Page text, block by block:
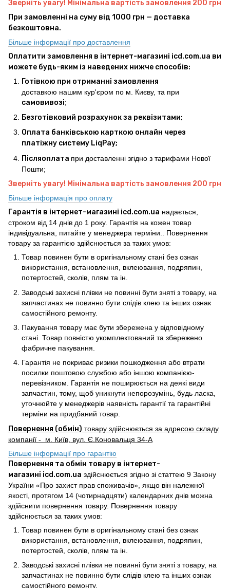
Зверніть увагу! Мінімальна вартість замовлення 200 грн
При замовленні на суму від 1000 грн — доставка
безкоштовна.
Більше інформації про доставлення
Оплатити замовлення в інтернет-магазині icd.com.ua ви
можете будь-яким із наведених нижче способів:
Готівкою при отриманні замовлення
доставкою нашим кур'єром по м. Києву, та при
самовивозі;
Безготівковий розрахунок за реквізитами;
Оплата банківською карткою онлайн через
платіжну систему LiqPay;
Післяоплата при доставленні згідно з тарифами Нової
Пошти;
Зверніть увагу! Мінімальна вартість замовлення 200 грн
Більше інформація про оплату
Гарантія в інтернет-магазині icd.com.ua надається,
строком від 14 днів до 1 року. Гарантія на кожен товар
індивідуальна, питайте у менеджера терміни.. Повернення
товару за гарантією здійснюється за таких умов:
Товар повинен бути в оригінальному стані без ознак
використання, встановлення, вклеювання, подряпин,
потертостей, сколів, плям та ін.
Заводські захисні плівки не повинні бути зняті з товару, на
запчастинах не повинно бути слідів клею та інших ознак
самостійного ремонту.
Пакування товару має бути збережена у відповідному
стані. Товар повністю укомплектований та збережено
фабричне пакування.
Гарантія не покриває ризики пошкодження або втрати
посилки поштовою службою або іншою компанією-
перевізником. Гарантія не поширюється на деякі види
запчастин, тому, щоб уникнути непорозумінь, будь ласка,
уточнюйте у менеджерів наявність гарантії та гарантійні
терміни на придбаний товар.
Повернення (обмін) товару здійснюється за адресою складу
компанії - м. Київ, вул. Є.Коновальця 34-А
Більше інформації про гарантію
Повернення та обмін товару в інтернет-
магазині icd.com.ua здійснюється згідно зі статтею 9 Закону
України «Про захист прав споживачів», якщо він належної
якості, протягом 14 (чотирнадцяти) календарних днів можна
здійснити повернення товару. Повернення товару
здійснюється за таких умов:
Товар повинен бути в оригінальному стані без ознак
використання, встановлення, вклеювання, подряпин,
потертостей, сколів, плям та ін.
Заводські захисні плівки не повинні бути зняті з товару, на
запчастинах не повинно бути слідів клею та інших ознак
самостійного ремонту.